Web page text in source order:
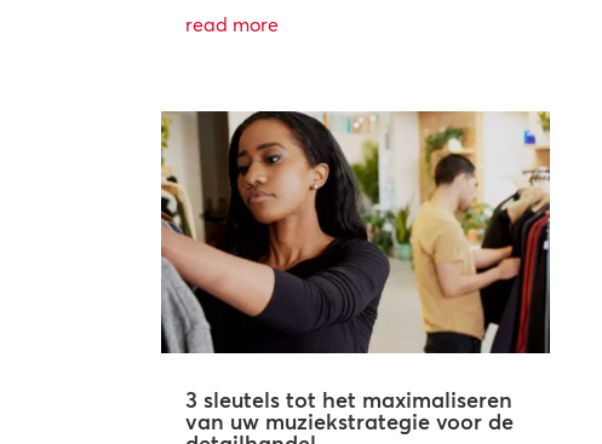
read more
3 sleutels tot het maximaliseren
van uw muziekstrategie voor de